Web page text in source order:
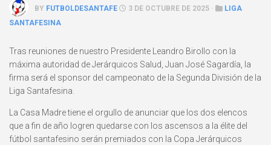
BY FUTBOLDESANTAFE 3 DE OCTUBRE DE 2025 ·
LIGA
SANTAFESINA
Tras reuniones de nuestro Presidente Leandro Birollo con la
máxima autoridad de Jerárquicos Salud, Juan José Sagardía, la
firma será el sponsor del campeonato de la Segunda División de la
Liga Santafesina.
La Casa Madre tiene el orgullo de anunciar que los dos elencos
que a fin de año logren quedarse con los ascensos a la élite del
fútbol santafesino serán premiados con la Copa Jerárquicos